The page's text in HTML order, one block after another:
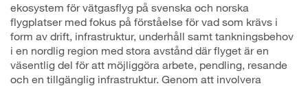
ekosystem för vätgasflyg på svenska och norska
flygplatser med fokus på förståelse för vad som krävs i
form av drift, infrastruktur, underhåll samt tankningsbehov
i en nordlig region med stora avstånd där flyget är en
väsentlig del för att möjliggöra arbete, pendling, resande
och en tillgänglig infrastruktur. Genom att involvera